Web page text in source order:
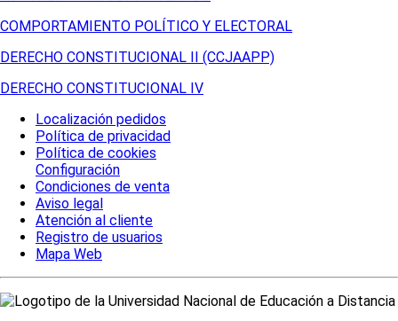
COMPORTAMIENTO POLÍTICO Y ELECTORAL
DERECHO CONSTITUCIONAL II (CCJAAPP)
DERECHO CONSTITUCIONAL IV
Localización pedidos
Política de privacidad
Política de cookies
Configuración
Condiciones de venta
Aviso legal
Atención al cliente
Registro de usuarios
Mapa Web